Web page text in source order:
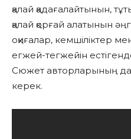
қалай қадағалайтынын,
қалай қорғай алатынын
оқиғалар, кемшіліктер
егжей-тегжейін
Сюжет авторларының да
керек.